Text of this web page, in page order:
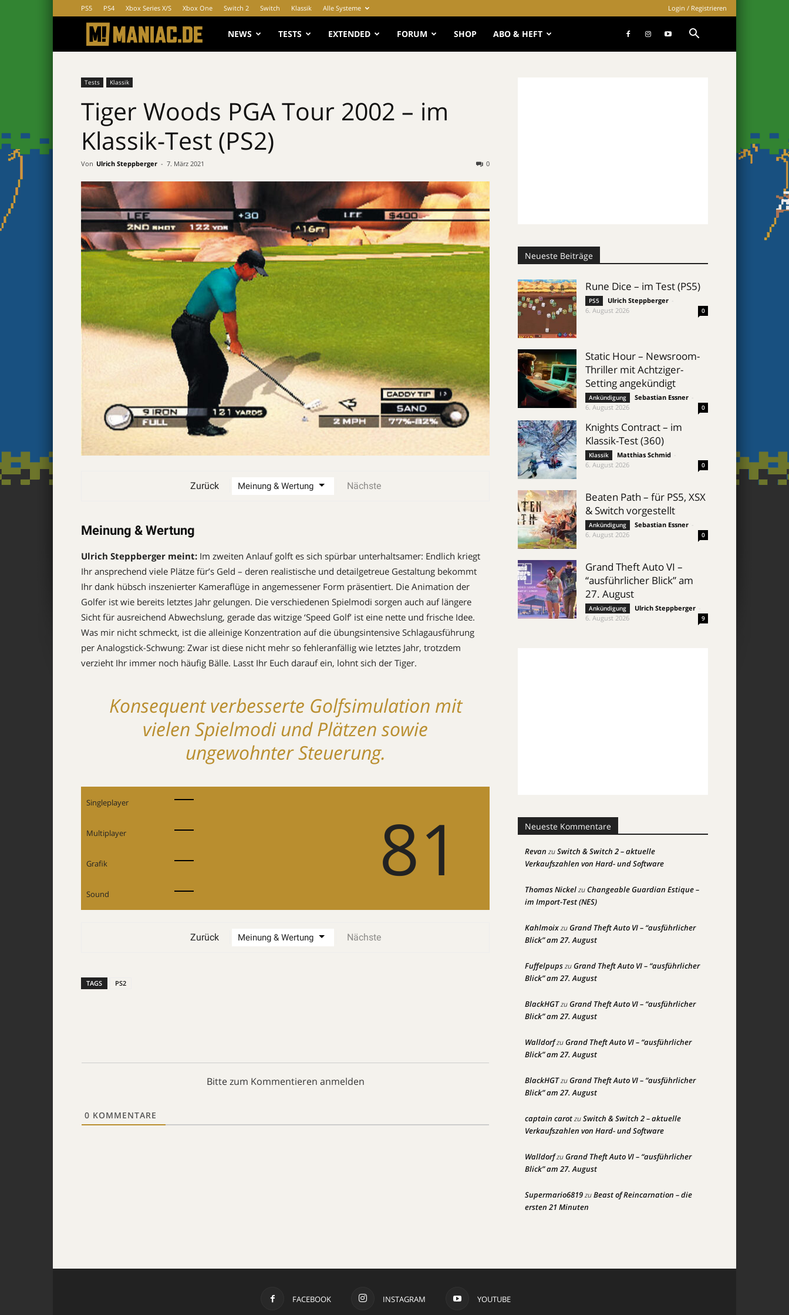
PS5 PS4 Xbox Series X/S Xbox One Switch 2 Switch Klassik Alle Systeme Login / Registrieren
MANIAC.de
NEWS TESTS EXTENDED FORUM SHOP ABO & HEFT
Tests Klassik
Tiger Woods PGA Tour 2002 – im
Klassik-Test (PS2)
Von Ulrich Steppberger - 7. März 2021 0
Zurück Nächste
Meinung & Wertung
Ulrich Steppberger meint: Im zweiten Anlauf golft es sich spürbar unterhaltsamer: Endlich kriegt
Ihr ansprechend viele Plätze für’s Geld – deren realistische und detailgetreue Ge­stal­tung bekommt
Ihr dank hübsch in­sze­nier­ter Kamera­flüge in ange­mes­sener Form präsentiert. Die Animation der
Golfer ist wie bereits letztes Jahr gelungen. Die verschiedenen Spiel­modi sorgen auch auf längere
Sicht für ausreichend Abwechs­lung, gerade das witzige ‘Speed Golf’ ist eine nette und frische Idee.
Was mir nicht schmeckt, ist die alleinige Konzen­­tration auf die übungs­intensive Schlagaus­füh­rung
per Analog­stick-Schwung: Zwar ist diese nicht mehr so fehleranfällig wie letztes Jahr, trot­zdem
verzieht Ihr immer noch häu­­fig Bälle. Lasst Ihr Euch da­rauf ein, lohnt sich der Tiger.
Konsequent verbesserte Golfsimulation mit
vielen Spielmodi und Plätzen sowie
ungewohnter Steuerung.
Singleplayer 81
Multiplayer
Grafik
Sound
Zurück Nächste
TAGS PS2
Bitte zum Kommentieren anmelden
0 KOMMENTARE
Neueste Beiträge
Rune Dice – im Test (PS5)
PS5 Ulrich Steppberger
6. August 2026
0
Static Hour – Newsroom-
Thriller mit Achtziger-
Setting angekündigt
Ankündigung Sebastian Essner
6. August 2026
0
Knights Contract – im
Klassik-Test (360)
Klassik Matthias Schmid
6. August 2026
0
Beaten Path – für PS5, XSX
& Switch vorgestellt
Ankündigung Sebastian Essner
6. August 2026
0
Grand Theft Auto VI –
“ausführlicher Blick” am
27. August
Ankündigung Ulrich Steppberger
6. August 2026
9
Neueste Kommentare
Revan zuSwitch & Switch 2 – aktuelle
Verkaufszahlen von Hard- und Software
Thomas NickelzuChangeable Guardian Estique –
im Import-Test (NES)
KahlmoixzuGrand Theft Auto VI – “ausführlicher
Blick” am 27. August
FuffelpupszuGrand Theft Auto VI – “ausführlicher
Blick” am 27. August
BlackHGTzuGrand Theft Auto VI – “ausführlicher
Blick” am 27. August
WalldorfzuGrand Theft Auto VI – “ausführlicher
Blick” am 27. August
BlackHGTzuGrand Theft Auto VI – “ausführlicher
Blick” am 27. August
captain carotzuSwitch & Switch 2 – aktuelle
Verkaufszahlen von Hard- und Software
WalldorfzuGrand Theft Auto VI – “ausführlicher
Blick” am 27. August
Supermario6819zuBeast of Reincarnation – die
ersten 21 Minuten
FACEBOOK INSTAGRAM YOUTUBE